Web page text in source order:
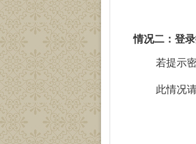
情况二： 登
若提示
此情况